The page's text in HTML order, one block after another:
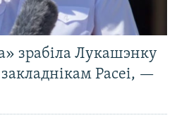
зрабіла Лукашэнку
Расеі, —